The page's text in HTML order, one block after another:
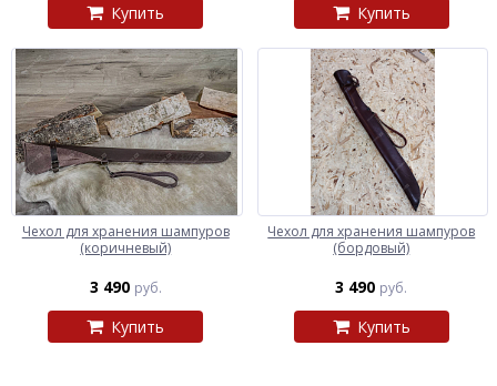
Купить Купить
Чехол для хранения шампуров
(коричневый)
3 490 руб.
Купить
Чехол для хранения шампуров
(бордовый)
3 490 руб.
Купить